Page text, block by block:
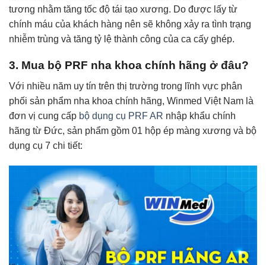
tương nhằm tăng tốc độ tái tạo xương. Do được lấy từ
chính máu của khách hàng nên sẽ không xảy ra tình trạng
nhiễm trùng và tăng tỷ lệ thành công của ca cấy ghép.
3. Mua bộ PRF nha khoa chính hãng ở đâu?
Với nhiều năm uy tín trên thị trường trong lĩnh vực phân
phối sản phẩm nha khoa chính hãng, Winmed Việt Nam là
đơn vị cung cấp bộ dụng cụ PRF AR nhập khẩu chính
hãng từ Đức, sản phẩm gồm 01 hộp ép màng xương và bộ
dụng cụ 7 chi tiết: